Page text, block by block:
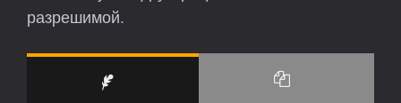
разрешимой.